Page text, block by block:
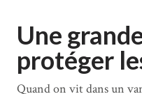
Une
protéger
Quand on vit dans un